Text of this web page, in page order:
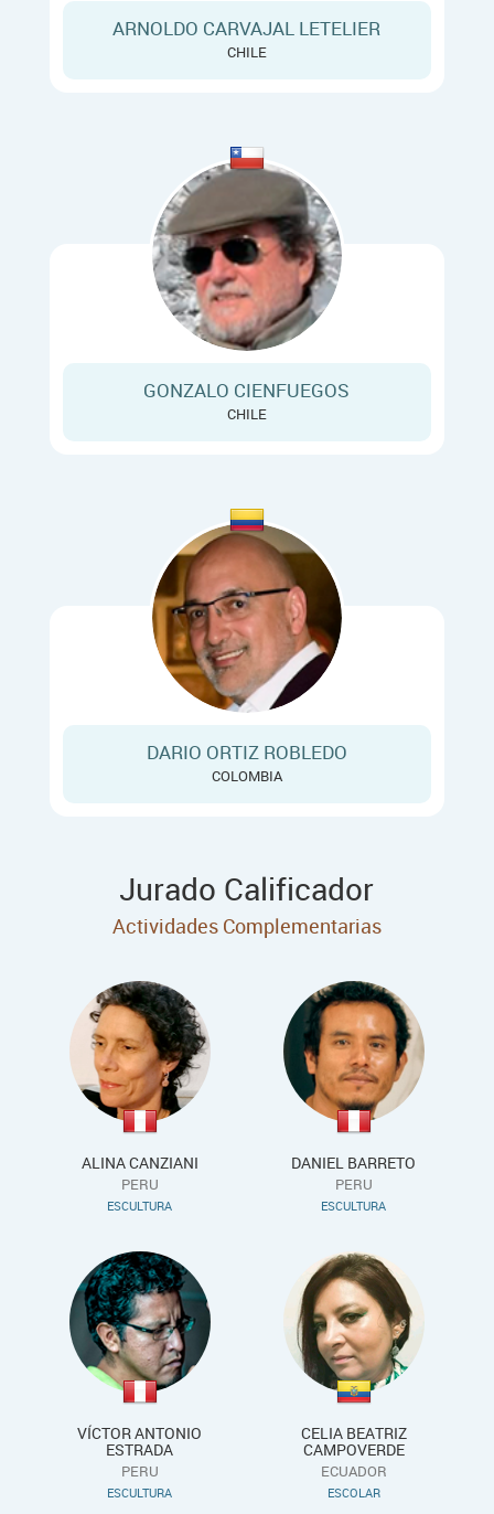
ARNOLDO CARVAJAL LETELIER
CHILE
GONZALO CIENFUEGOS
CHILE
DARIO ORTIZ ROBLEDO
COLOMBIA
Jurado Calificador
Actividades Complementarias
ALINA CANZIANI
PERU
ESCULTURA
DANIEL BARRETO
PERU
ESCULTURA
VÍCTOR ANTONIO
ESTRADA
PERU
ESCULTURA
CELIA BEATRIZ
CAMPOVERDE
ECUADOR
ESCOLAR